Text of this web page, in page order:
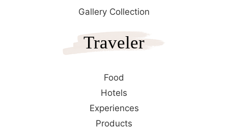
Gallery Collection
Traveler
Food
Hotels
Experiences
Products